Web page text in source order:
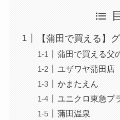
【蒲田で買える】
蒲田で買える父
ユザワヤ蒲田店
かまたえん
ユニクロ東急プ
蒲田温泉